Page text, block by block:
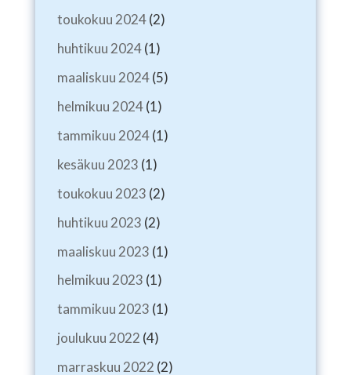
toukokuu 2024(2)
huhtikuu 2024(1)
maaliskuu 2024(5)
helmikuu 2024(1)
tammikuu 2024(1)
kesäkuu 2023 (1)
toukokuu 2023 (2)
huhtikuu 2023 (2)
maaliskuu 2023 (1)
helmikuu 2023 (1)
tammikuu 2023 (1)
joulukuu 2022 (4)
marraskuu 2022 (2)